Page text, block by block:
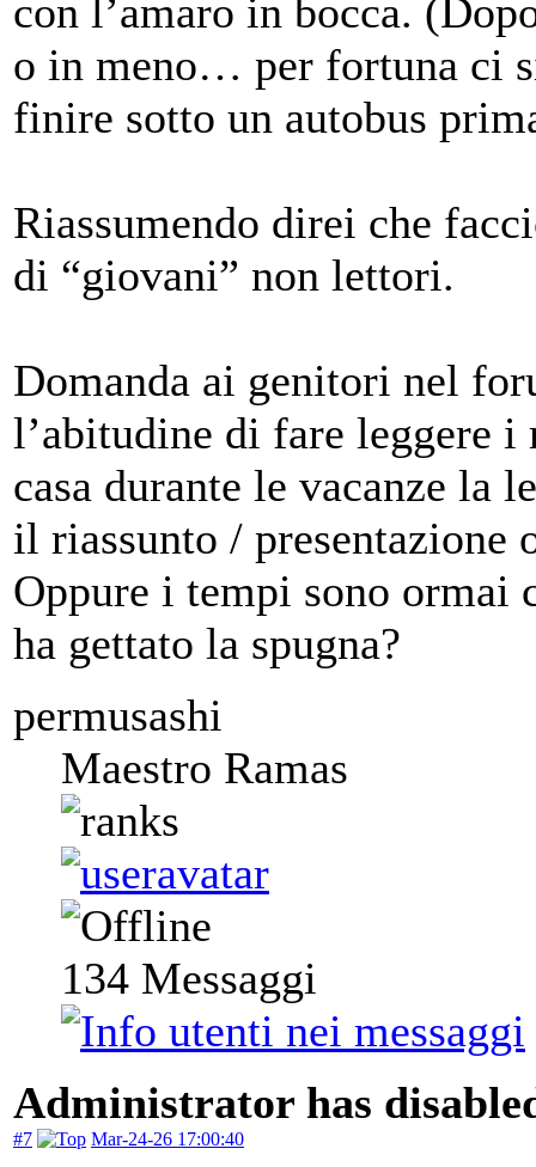
con l’amaro in bocca.
o in meno… per fortuna ci
finire sotto un autobus
Riassumendo direi che
di “giovani” non lettori.
Domanda ai genitori nel
l’abitudine di fare leggere i
casa durante le vacanze la
il riassunto / presentazione
Oppure i tempi sono ormai
ha gettato la spugna?
permusashi
Maestro Ramas
134 Messaggi
Administrator has
#7 Mar-24-26 17:00:40